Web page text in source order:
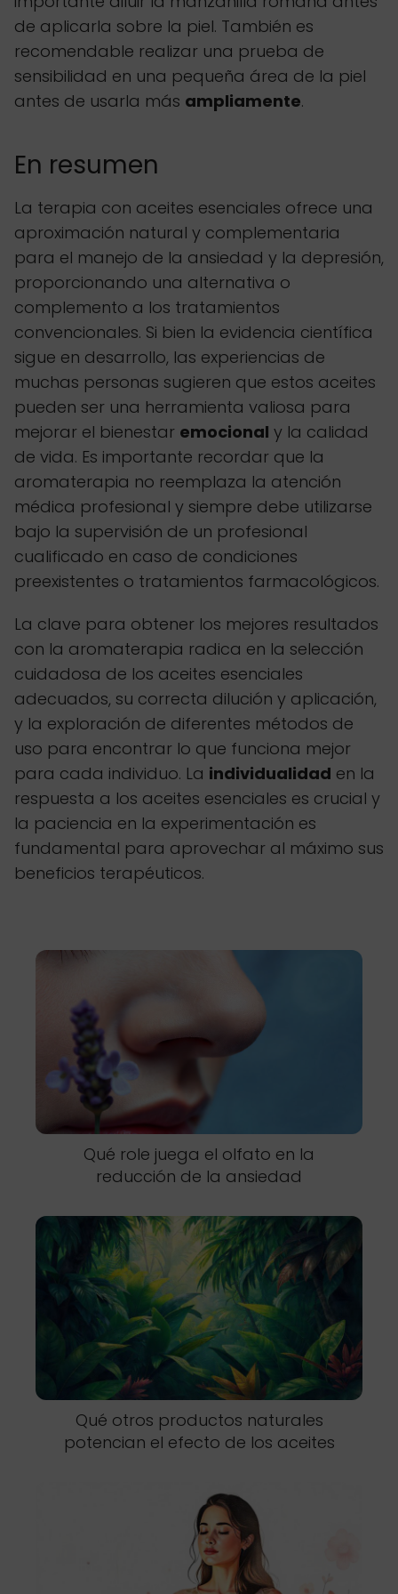
de aplicarla sobre la piel. También es
recomendable realizar una prueba de
sensibilidad en una pequeña área de la piel
antes de usarla más ampliamente.
En resumen
La terapia con aceites esenciales ofrece una
aproximación natural y complementaria
para el manejo de la ansiedad y la depresión,
proporcionando una alternativa o
complemento a los tratamientos
convencionales. Si bien la evidencia científica
sigue en desarrollo, las experiencias de
muchas personas sugieren que estos aceites
pueden ser una herramienta valiosa para
mejorar el bienestar emocional y la calidad
de vida. Es importante recordar que la
aromaterapia no reemplaza la atención
médica profesional y siempre debe utilizarse
bajo la supervisión de un profesional
cualificado en caso de condiciones
preexistentes o tratamientos farmacológicos.
La clave para obtener los mejores resultados
con la aromaterapia radica en la selección
cuidadosa de los aceites esenciales
adecuados, su correcta dilución y aplicación,
y la exploración de diferentes métodos de
uso para encontrar lo que funciona mejor
para cada individuo. La individualidad en la
respuesta a los aceites esenciales es crucial y
la paciencia en la experimentación es
fundamental para aprovechar al máximo sus
beneficios terapéuticos.
Qué role juega el olfato en la
reducción de la ansiedad
Qué otros productos naturales
potencian el efecto de los aceites